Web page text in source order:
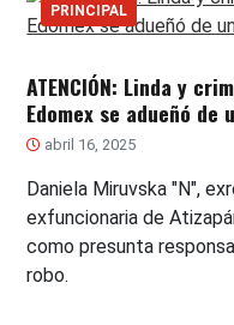
PRINCIPAL
ATENCIÓN: Linda y
Edomex se adueñó de
abril 16, 2025
Daniela Miruvska "N",
exfuncionaria de
como presunta
robo.